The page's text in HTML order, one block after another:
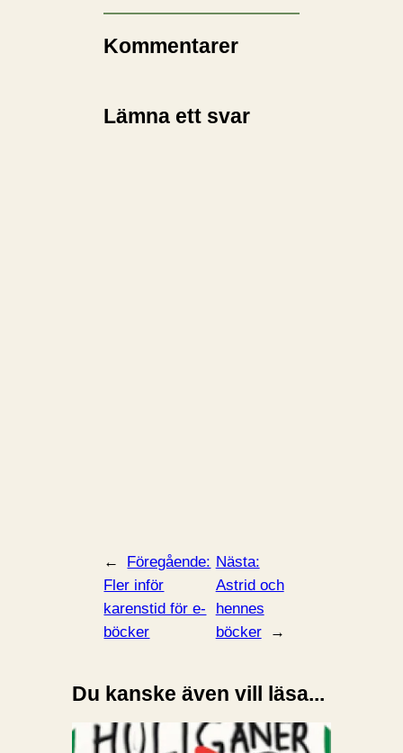
Kommentarer
Lämna ett svar
←
Föregående:
Fler inför
karenstid för e-
böcker
Nästa:
Astrid och
hennes
böcker
→
Du kanske även vill läsa...